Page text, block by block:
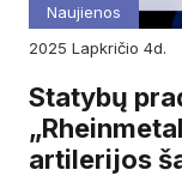
Naujienos
2025
lapkričio 4d.
Statybų
artilerijos